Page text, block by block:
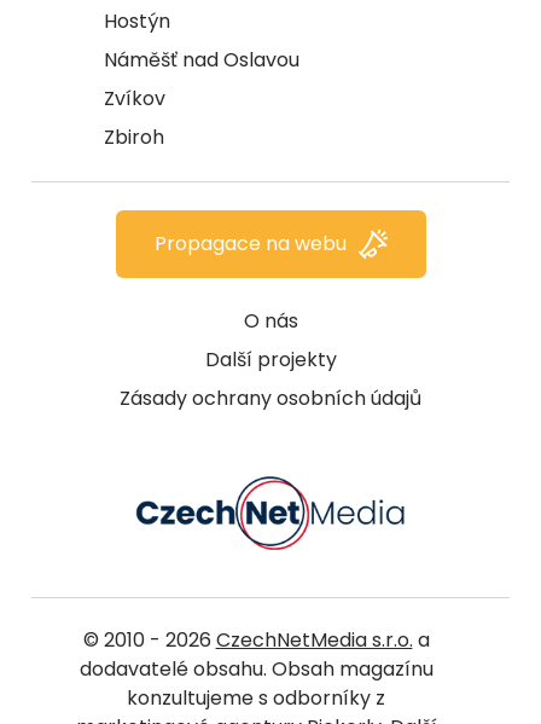
Hostýn
Náměšť nad Oslavou
Zvíkov
Zbiroh
O nás
Další projekty
Zásady ochrany osobních údajů
Propagace na webu
© 2010 - 2026 CzechNetMedia s.r.o. a
dodavatelé obsahu. Obsah magazínu
konzultujeme s odborníky z